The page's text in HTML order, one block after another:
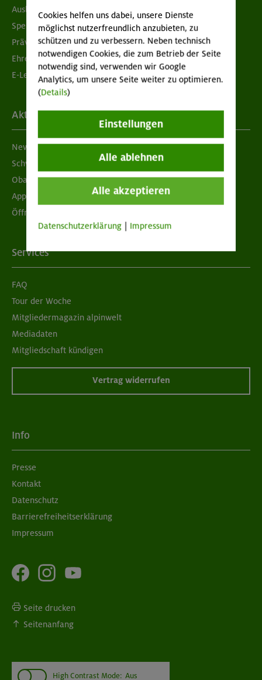
Ausbildung & Jobs
Spenden
Prävention sexualisierter Gewalt
Ehrenamtsbörse
E-Learning
Aktuelles
Newsletter
Schwarzes Brett
Obacht geben!
App "Mein DAV+"
Öffnungszeiten
Services
FAQ
Tour der Woche
Mitgliedermagazin alpinwelt
Mediadaten
Mitgliedschaft kündigen
Vertrag widerrufen
Info
Presse
Kontakt
Datenschutz
Barrierefreiheitserklärung
Impressum
Seite drucken
Seitenanfang
High Contrast Mode: Aus
Cookies helfen uns dabei, unsere Dienste
möglichst nutzerfreundlich anzubieten, zu
schützen und zu verbessern. Neben technisch
notwendigen Cookies, die zum Betrieb der Seite
notwendig sind, verwenden wir Google
Analytics, um unsere Seite weiter zu optimieren.
(Details)
Einstellungen
Alle ablehnen
Alle akzeptieren
Datenschutzerklärung Impressum